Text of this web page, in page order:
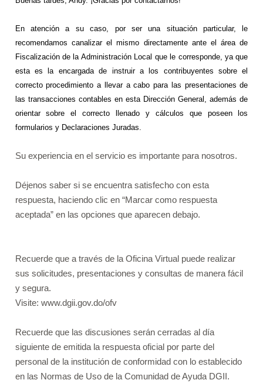
En atención a su caso, por ser una situación particular, le
recomendamos canalizar el mismo directamente ante el área de
Fiscalización de la Administración Local que le corresponde, ya que
esta es la encargada de instruir a los contribuyentes sobre el
correcto procedimiento a llevar a cabo para las presentaciones de
las transacciones contables en esta Dirección General, además de
orientar sobre el correcto llenado y cálculos que poseen los
formularios y Declaraciones Juradas.
Su experiencia en el servicio es importante para nosotros.
Déjenos saber si se encuentra satisfecho con esta
respuesta, haciendo clic en “Marcar como respuesta
aceptada” en las opciones que aparecen debajo.
Recuerde que a través de la Oficina Virtual puede realizar
sus solicitudes, presentaciones y consultas de manera fácil
y segura.
Visite: www.dgii.gov.do/ofv
Recuerde que las discusiones serán cerradas al día
siguiente de emitida la respuesta oficial por parte del
personal de la institución de conformidad con lo establecido
en las Normas de Uso de la Comunidad de Ayuda DGII.